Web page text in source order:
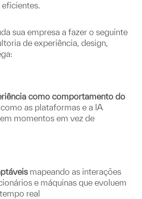
sua empresa a fazer o seguinte
de experiência, design,
como comportamento do
as plataformas e a IA
momentos em vez de
mapeando as interações
e máquinas que evoluem
real